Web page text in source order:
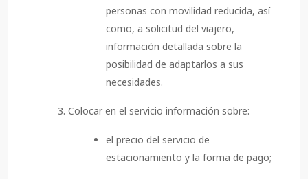
personas con movilidad reducida, así
como, a solicitud del viajero,
información detallada sobre la
posibilidad de adaptarlos a sus
necesidades.
Colocar en el servicio información sobre:
el precio del servicio de
estacionamiento y la forma de pago;